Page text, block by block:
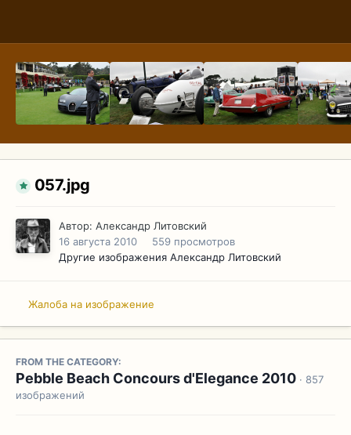
057.jpg
Автор: Александр Литовский
16 августа 2010
559 просмотров
Другие изображения Александр Литовский
Жалоба на изображение
FROM THE CATEGORY:
Pebble Beach Concours d'Elegance 2010 · 857
изображений